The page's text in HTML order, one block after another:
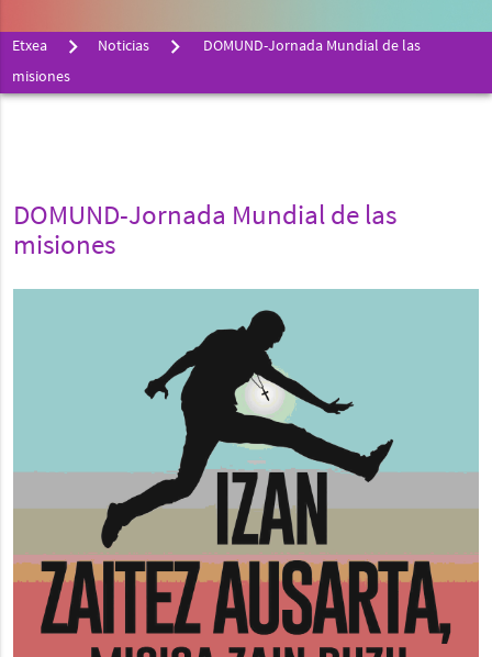
Etxea Noticias
DOMUND-Jornada Mundial de las
misiones
DOMUND-Jornada Mundial de las
misiones